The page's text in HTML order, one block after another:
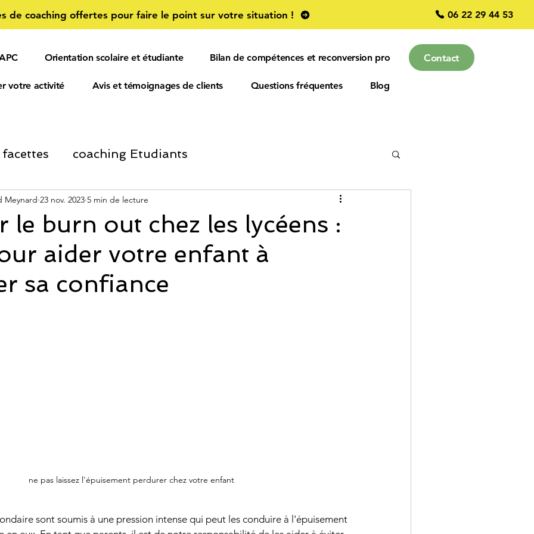
de coaching offertes pour faire le point sur votre situation ! 06 22 29 44 53
Orientation scolaire et étudiante Bilan de compétences et reconversion pro
votre activité Avis et témoignages de clients Questions fréquentes Blog
Contact
coaching Etudiants
Personnel Informations Salariés et entreprise
ORIENTATION SCOLAIRE confiance
de révision parcoursup
le burn out chez les lycéens :
aider votre enfant à
sa confiance
Meynard 23 nov. 2023 5 min de lecture
5.
ne pas laissez l'épuisement perdurer chez votre enfant
sont soumis à une pression intense qui peut les conduire à l'épuisement